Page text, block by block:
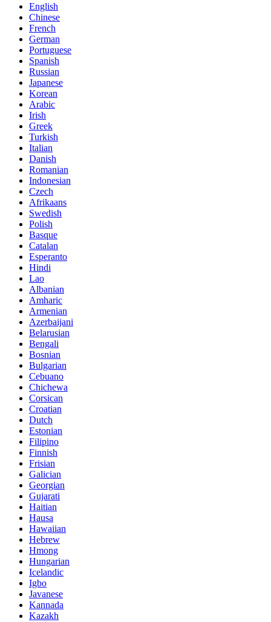
English
Chinese
French
German
Portuguese
Spanish
Russian
Japanese
Korean
Arabic
Irish
Greek
Turkish
Italian
Danish
Romanian
Indonesian
Czech
Afrikaans
Swedish
Polish
Basque
Catalan
Esperanto
Hindi
Lao
Albanian
Amharic
Armenian
Azerbaijani
Belarusian
Bengali
Bosnian
Bulgarian
Cebuano
Chichewa
Corsican
Croatian
Dutch
Estonian
Filipino
Finnish
Frisian
Galician
Georgian
Gujarati
Haitian
Hausa
Hawaiian
Hebrew
Hmong
Hungarian
Icelandic
Igbo
Javanese
Kannada
Kazakh